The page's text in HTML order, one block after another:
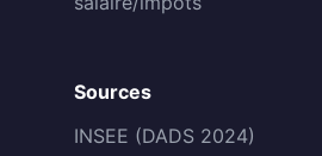
Sources
INSEE (DADS 2024)